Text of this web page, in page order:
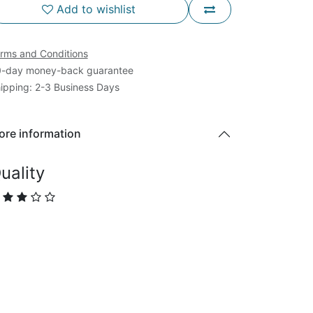
Add to wishlist
and Conditions
day money-back guarantee
2-3 Business Days
information